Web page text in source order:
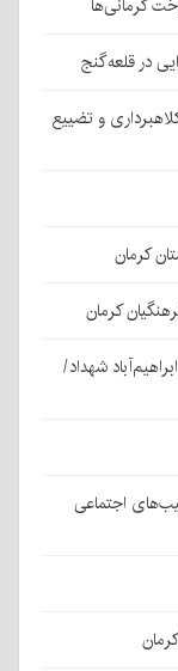
و تضییع
کرمان
کرمان
شهداد/
اجتماعی